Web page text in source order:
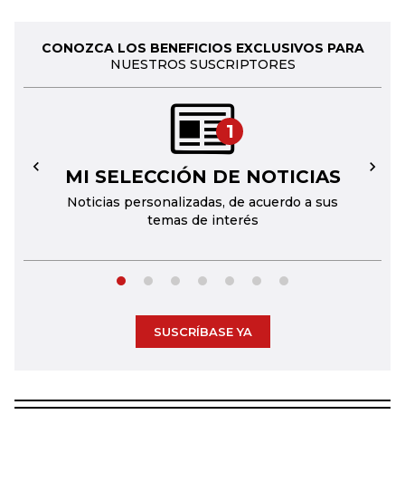
CONOZCA LOS BENEFICIOS EXCLUSIVOS PARA
NUESTROS SUSCRIPTORES
1
MI SELECCIÓN DE NOTICIAS
Noticias personalizadas, de acuerdo a sus
temas de interés
← →
SUSCRÍBASE YA